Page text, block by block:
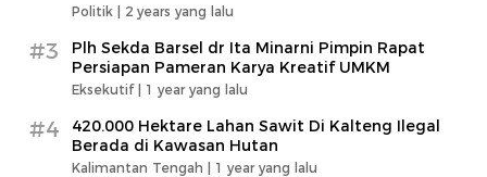
Politik | 2 years yang lalu
#3
Plh Sekda Barsel dr Ita Minarni Pimpin Rapat
Persiapan Pameran Karya Kreatif UMKM
Eksekutif | 1 year yang lalu
#4
420.000 Hektare Lahan Sawit Di Kalteng Ilegal
Berada di Kawasan Hutan
Kalimantan Tengah | 1 year yang lalu